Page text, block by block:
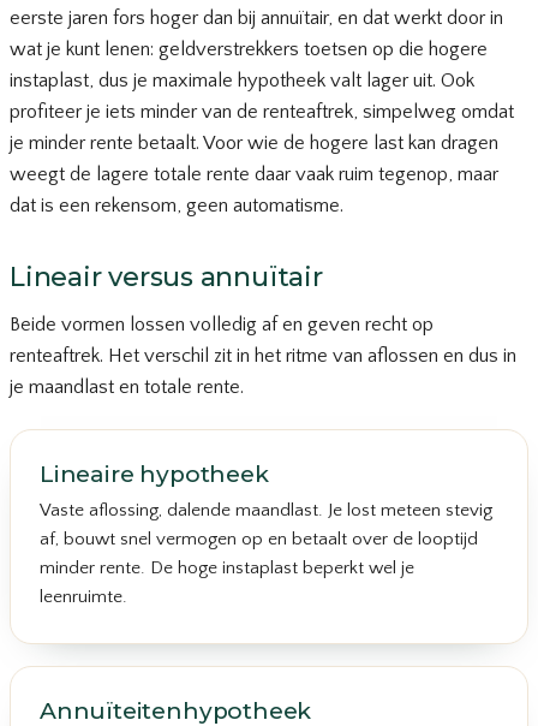
eerste jaren fors hoger dan bij annuïtair, en dat werkt door in
wat je kunt lenen: geldverstrekkers toetsen op die hogere
instaplast, dus je maximale hypotheek valt lager uit. Ook
profiteer je iets minder van de renteaftrek, simpelweg omdat
je minder rente betaalt. Voor wie de hogere last kan dragen
weegt de lagere totale rente daar vaak ruim tegenop, maar
dat is een rekensom, geen automatisme.
Lineair versus annuïtair
Beide vormen lossen volledig af en geven recht op
renteaftrek. Het verschil zit in het ritme van aflossen en dus in
je maandlast en totale rente.
Lineaire hypotheek
Vaste aflossing, dalende maandlast. Je lost meteen stevig
af, bouwt snel vermogen op en betaalt over de looptijd
minder rente. De hoge instaplast beperkt wel je
leenruimte.
Annuïteitenhypotheek